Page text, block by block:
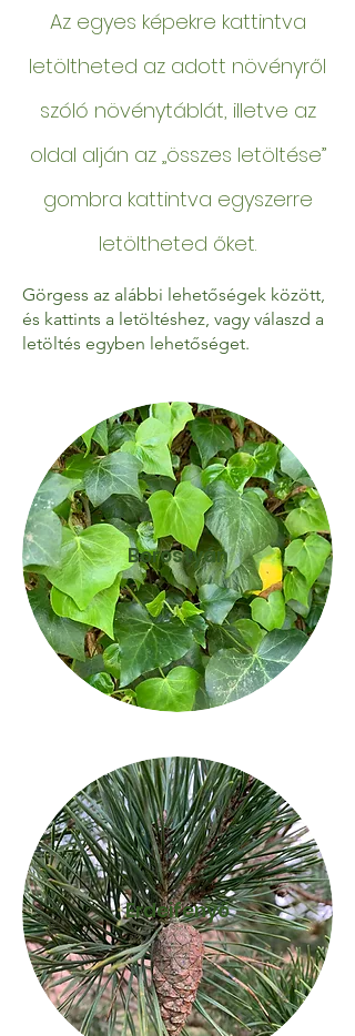
Az egyes képekre kattintva
letöltheted az adott növényről
szóló növénytáblát, illetve az
oldal alján az „összes letöltése”
gombra kattintva egyszerre
letöltheted őket.
Görgess az alábbi lehetőségek között,
és kattints a letöltéshez, vagy válaszd a
letöltés egyben lehetőséget.
Borostyán
Erdeifenyő